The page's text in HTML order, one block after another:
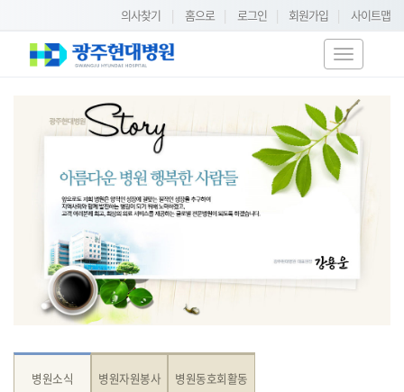
의사찾기 | 홈으로 | 로그인 | 회원가입 | 사이트맵
T
g
l
e
g
병원소식 병원자원봉사 병원동호회활동